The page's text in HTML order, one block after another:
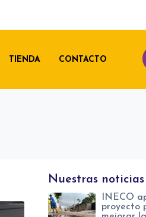
TIENDA CONTACTO
Nuestras noticias
INECO
proyecto